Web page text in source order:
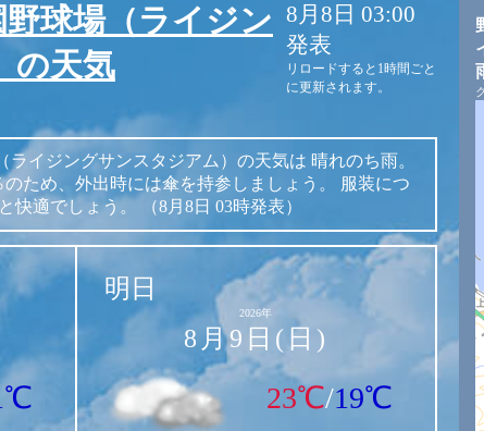
球場（ライジン
の天気
8月8日 03:00
発表
リロードすると1時間ごと
に更新されます。
ライジングサンスタジアム）の天気は 晴れのち雨。
のため、外出時には傘を持参しましょう。
服装につ
快適でしょう。 （8月8日 03時発表）
明日
2026年
8月9日(日)
23℃/19℃